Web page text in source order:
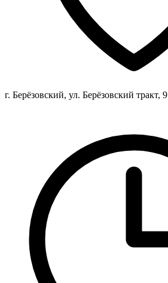
г. Берёзовский, ул. Берёзовский тракт, 9